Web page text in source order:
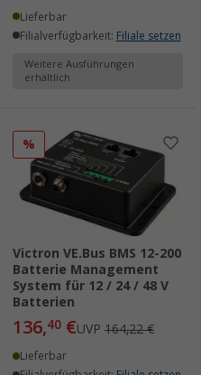
Lieferbar
Filialverfügbarkeit: Filiale setzen
Weitere Ausführungen
erhältlich
%
Victron VE.Bus BMS 12-200
Batterie Management
System für 12 / 24 / 48 V
Batterien
136,40 €UVP 164,22 €
Lieferbar